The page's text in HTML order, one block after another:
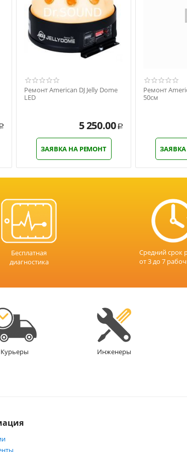
Ремонт American DJ Jelly Dome
LED
5 250.00 Р
ЗАЯВКА НА РЕМОНТ
Ремонт
50см
Бесплатная
диагностика
Средний срок
от 3 до 7
Курьеры Инженеры